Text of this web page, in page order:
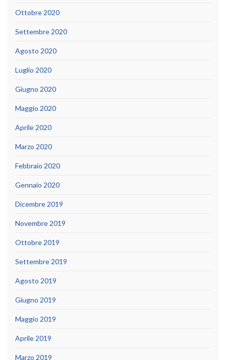
Ottobre 2020
Settembre 2020
Agosto 2020
Luglio 2020
Giugno 2020
Maggio 2020
Aprile 2020
Marzo 2020
Febbraio 2020
Gennaio 2020
Dicembre 2019
Novembre 2019
Ottobre 2019
Settembre 2019
Agosto 2019
Giugno 2019
Maggio 2019
Aprile 2019
Marzo 2019